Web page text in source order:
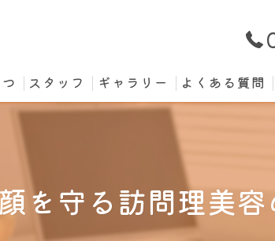
スタッフ ギャラリー よくある質問
を守る訪問理美容